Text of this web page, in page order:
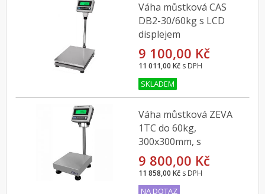
Váha můstková CAS
DB2-30/60kg s LCD
displejem
9 100,00 Kč
11 011,00 Kč s DPH
SKLADEM
Váha můstková ZEVA
1TC do 60kg,
300x300mm, s
indikátorem CAS DBI
9 800,00 Kč
11 858,00 Kč s DPH
NA DOTAZ